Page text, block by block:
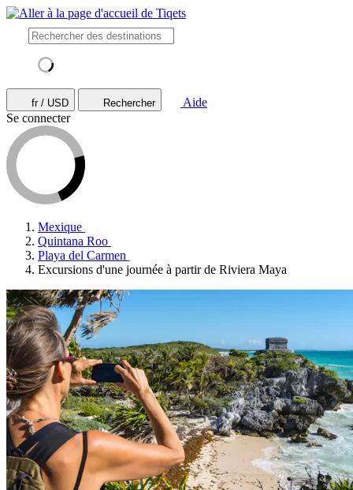
fr / USD Rechercher
Aide
Se connecter
Mexique
Quintana Roo
Playa del Carmen
Excursions d'une journée à partir de Riviera Maya